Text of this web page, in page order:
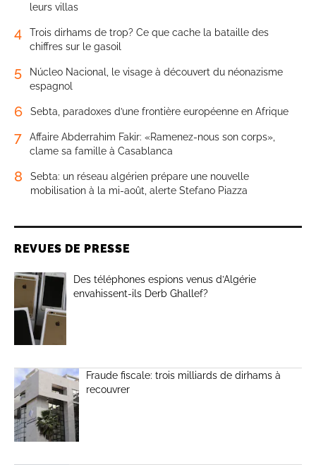
leurs villas
4
Trois dirhams de trop? Ce que cache la bataille des
chiffres sur le gasoil
5
Núcleo Nacional, le visage à découvert du néonazisme
espagnol
6 Sebta, paradoxes d’une frontière européenne en Afrique
7
Affaire Abderrahim Fakir: «Ramenez-nous son corps»,
clame sa famille à Casablanca
8
Sebta: un réseau algérien prépare une nouvelle
mobilisation à la mi-août, alerte Stefano Piazza
REVUES DE PRESSE
Des téléphones espions venus d’Algérie
envahissent-ils Derb Ghallef?
Fraude fiscale: trois milliards de dirhams à
recouvrer